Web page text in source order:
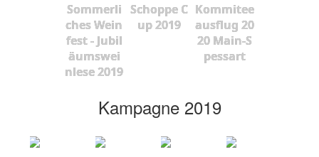
Sommerli
ches Wein
fest - Jubil
äumswei
nlese 2019
Schoppe C
up 2019
Kommitee
ausflug 20
20 Main-S
pessart
Kampagne 2019